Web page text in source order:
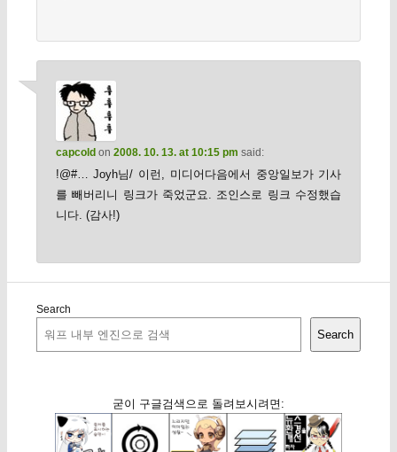
capcoldon 2008. 10. 13. at 10:15 pm said:
!@#… Joyh님/ 이런, 미디어다음에서 중앙일보가 기사
를 빼버리니 링크가 죽었군요. 조인스로 링크 수정했습
니다. (감사!)
Search
Search
굳이 구글검색으로 돌려보시려면: